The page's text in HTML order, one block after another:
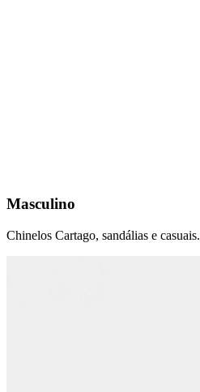
Masculino
Chinelos Cartago, sandálias e casuais.